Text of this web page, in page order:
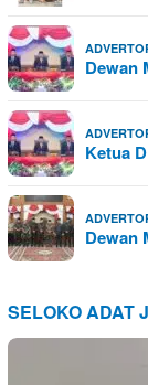
Dewan
Ketua
Dewan
SELOKO ADAT